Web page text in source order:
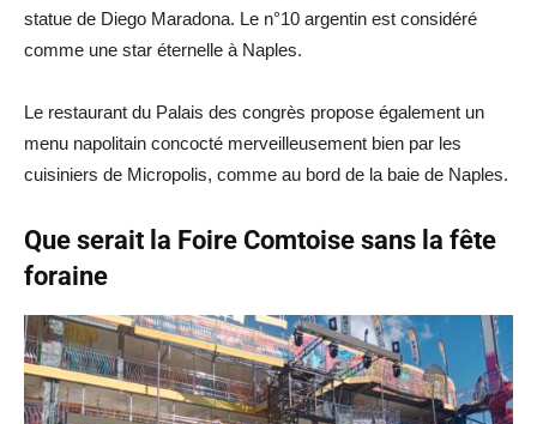
statue de Diego Maradona. Le n°10 argentin est considéré
comme une star éternelle à Naples.
Le restaurant du Palais des congrès propose également un
menu napolitain concocté merveilleusement bien par les
cuisiniers de Micropolis, comme au bord de la baie de Naples.
Que serait la Foire Comtoise sans la fête
foraine